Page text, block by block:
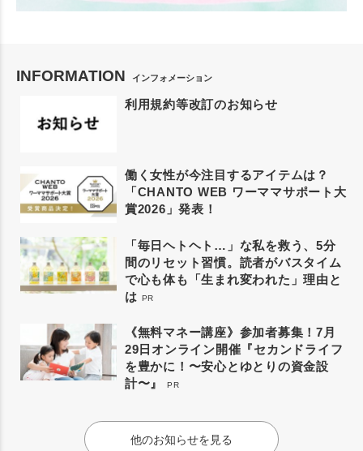
INFORMATION インフォメーション
利用規約等改訂のお知らせ
働く女性が今注目するアイテムは？
「CHANTO WEB ワーママサポート大
賞2026」発表！
「毎日ヘトヘト…」な私を救う、5分
間のリセット習慣。読者がバスタイム
で心も体も「生まれ変われた」理由と
は PR
《無料マネー講座》参加者募集！7月
29日オンライン開催『セカンドライフ
を豊かに！〜安心とゆとりの資金設
計〜』
PR
他のお知らせを見る